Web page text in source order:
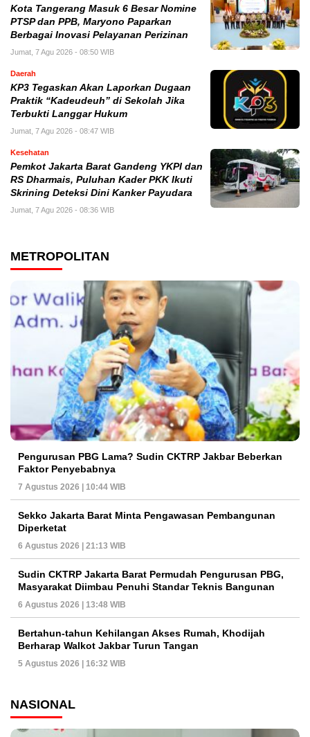
Kota Tangerang Masuk 6 Besar Nomine
PTSP dan PPB, Maryono Paparkan
Berbagai Inovasi Pelayanan Perizinan
Jumat, 7 Agu 2026 - 08:50 WIB
Daerah
KP3 Tegaskan Akan Laporkan Dugaan
Praktik “Kadeudeuh” di Sekolah Jika
Terbukti Langgar Hukum
Jumat, 7 Agu 2026 - 08:47 WIB
Kesehatan
Pemkot Jakarta Barat Gandeng YKPI dan
RS Dharmais, Puluhan Kader PKK Ikuti
Skrining Deteksi Dini Kanker Payudara
Jumat, 7 Agu 2026 - 08:36 WIB
METROPOLITAN
Pengurusan PBG Lama? Sudin CKTRP Jakbar Beberkan
Faktor Penyebabnya
7 Agustus 2026 | 10:44 WIB
Sekko Jakarta Barat Minta Pengawasan Pembangunan
Diperketat
6 Agustus 2026 | 21:13 WIB
Sudin CKTRP Jakarta Barat Permudah Pengurusan PBG,
Masyarakat Diimbau Penuhi Standar Teknis Bangunan
6 Agustus 2026 | 13:48 WIB
Bertahun-tahun Kehilangan Akses Rumah, Khodijah
Berharap Walkot Jakbar Turun Tangan
5 Agustus 2026 | 16:32 WIB
NASIONAL